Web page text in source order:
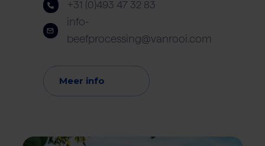
+31 (0)493 47 32 83
info-
beefprocessing@vanrooi.com
Meer info